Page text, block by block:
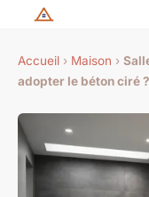
Accueil › Maison ›
adopter le béton ciré ?